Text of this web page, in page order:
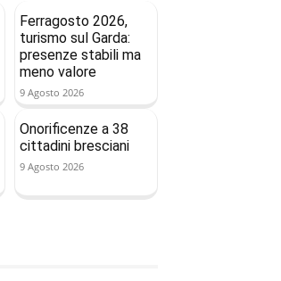
Ferragosto 2026,
turismo sul Garda:
presenze stabili ma
meno valore
9 Agosto 2026
Onorificenze a 38
cittadini bresciani
9 Agosto 2026